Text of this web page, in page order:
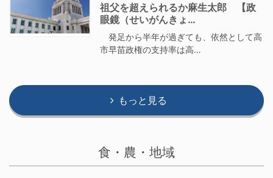
祖父を超えられるか麻生太郎 【政
眼鏡（せいがんきょ…
発足から半年が過ぎても、依然として高
市早苗政権の支持率は高…
もっと見る
食・農・地域